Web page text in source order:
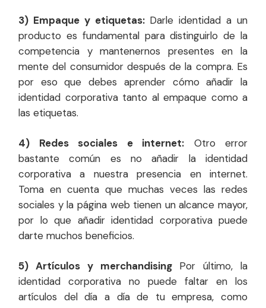
3) Empaque y etiquetas:Darle identidad a un
producto es fundamental para distinguirlo de la
competencia y mantenernos presentes en la
mente del consumidor después de la compra. Es
por eso que debes aprender cómo añadir la
identidad corporativa tanto al empaque como a
las etiquetas.
4) Redes sociales e internet: Otro error
bastante común es no añadir la identidad
corporativa a nuestra presencia en internet.
Toma en cuenta que muchas veces las redes
sociales y la página web tienen un alcance mayor,
por lo que añadir identidad corporativa puede
darte muchos beneficios.
5) Artículos y merchandising Por último, la
identidad corporativa no puede faltar en los
artículos del día a día de tu empresa, como